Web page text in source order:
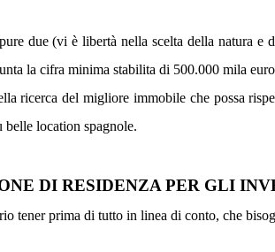
due (vi è libertà nella scelta della natura e
la cifra minima stabilita di 500.000 mila
ricerca del migliore immobile che possa
location spagnole.
DI RESIDENZA PER GLI
tener prima di tutto in linea di conto, che